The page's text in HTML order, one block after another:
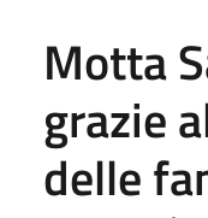
Motta
grazie
delle